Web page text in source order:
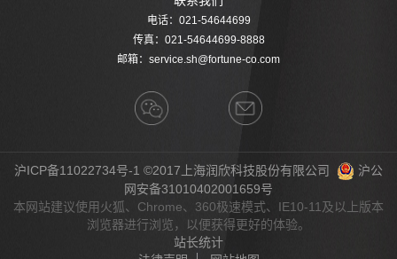
电话：021-54644699
传真：021-54644699-8888
邮箱： service.sh@fortune-co.com
沪ICP备11022734号-1 ©2017上海润欣科技股份有限公司
沪公
网安备31010402001659号
本网站建议使用火狐、Chrome、360极速模式、IE10-11及以上版本
浏览器进行浏览，以便获得更好的体验。
站长统计